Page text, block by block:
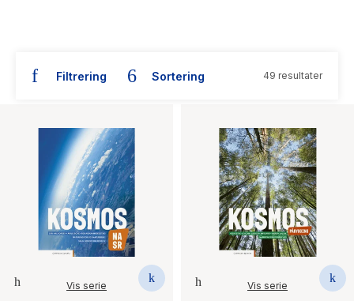
Yesteryear
Hitster
Hypopressiv trening
The Housemaid
Filtrering Sortering 49 resultater
Vis serie Vis serie